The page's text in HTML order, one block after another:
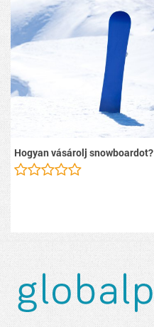
Hogyan vásárolj snowboardot?